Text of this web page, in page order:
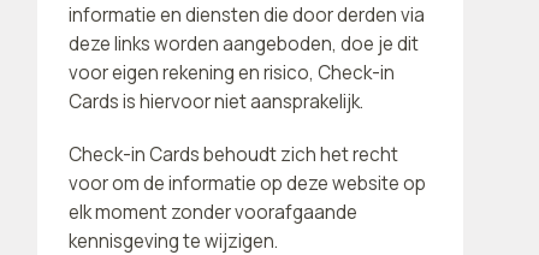
informatie en diensten die door derden via
deze links worden aangeboden, doe je dit
voor eigen rekening en risico, Check-in
Cards is hiervoor niet aansprakelijk.
Check-in Cards behoudt zich het recht
voor om de informatie op deze website op
elk moment zonder voorafgaande
kennisgeving te wijzigen.